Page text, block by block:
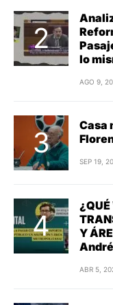
lo
AGO 9,
Casa
SEP 19,
Y
ABR 5,